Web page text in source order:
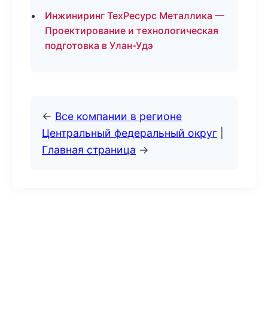
Инжиниринг ТехРесурс Металлика —
Проектирование и технологическая
подготовка в Улан-Удэ
← Все компании в регионе
Центральный федеральный округ
Главная страница →